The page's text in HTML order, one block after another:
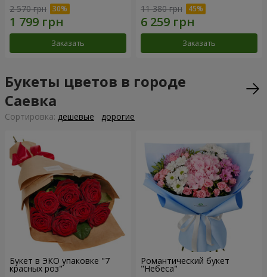
2 570 грн
Заказать
11 380 грн
Заказать
Букеты цветов в городе
Саевка
Cортировка: дешевые дорогие
Букет в ЭКО упаковке "7
красных роз"
Романтический букет
"Небеса"